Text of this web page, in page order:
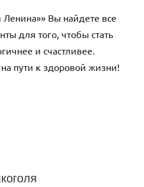
Вы найдете все
для того, чтобы стать
и счастливее.
пути к здоровой жизни!